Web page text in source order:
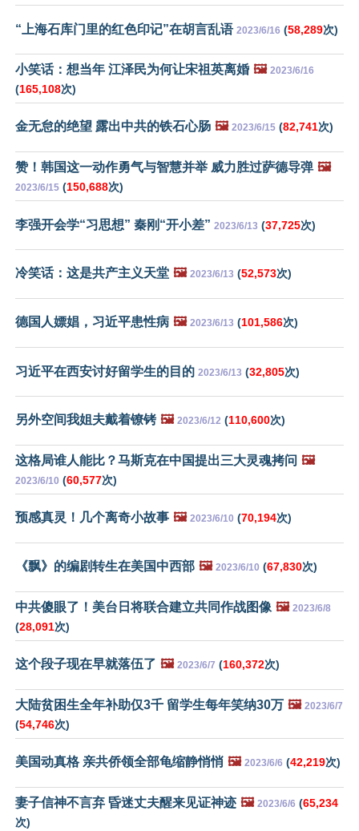
“上海石库门里的红色印记”在胡言乱语 2023/6/16 (58,289次)
小笑话：想当年 江泽民为何让宋祖英离婚 🖼️ 2023/6/16
(165,108次)
金无怠的绝望 露出中共的铁石心肠 🖼️ 2023/6/15 (82,741次)
赞！韩国这一动作勇气与智慧并举 威力胜过萨德导弹 🖼️
2023/6/15 (150,688次)
李强开会学“习思想” 秦刚“开小差” 2023/6/13 (37,725次)
冷笑话：这是共产主义天堂 🖼️ 2023/6/13 (52,573次)
德国人嫖娼，习近平患性病 🖼️ 2023/6/13 (101,586次)
习近平在西安讨好留学生的目的 2023/6/13 (32,805次)
另外空间我姐夫戴着镣铐 🖼️ 2023/6/12 (110,600次)
这格局谁人能比？马斯克在中国提出三大灵魂拷问 🖼️
2023/6/10 (60,577次)
预感真灵！几个离奇小故事 🖼️ 2023/6/10 (70,194次)
《飘》的编剧转生在美国中西部 🖼️ 2023/6/10 (67,830次)
中共傻眼了！美台日将联合建立共同作战图像 🖼️ 2023/6/8
(28,091次)
这个段子现在早就落伍了 🖼️ 2023/6/7 (160,372次)
大陆贫困生全年补助仅3千 留学生每年笑纳30万 🖼️ 2023/6/7
(54,746次)
美国动真格 亲共侨领全部龟缩静悄悄 🖼️ 2023/6/6 (42,219次)
妻子信神不言弃 昏迷丈夫醒来见证神迹 🖼️ 2023/6/6 (65,234
次)